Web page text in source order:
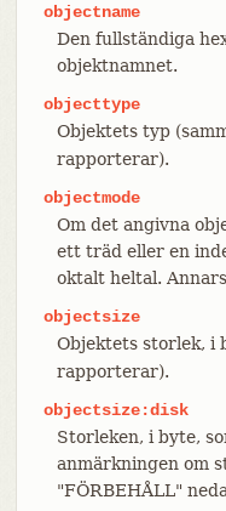
objectname
Den fullständiga
objektnamnet.
objecttype
Objektets typ
rapporterar).
objectmode
Om det angivna
ett träd eller en
oktalt heltal.
objectsize
Objektets storlek, i
rapporterar).
objectsize:disk
Storleken, i byte,
anmärkningen om
"FÖRBEHÅLL"